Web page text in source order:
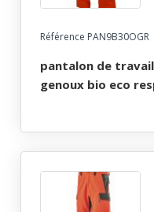
Référence PAN9B30OGR
pantalon de
genoux bio eco